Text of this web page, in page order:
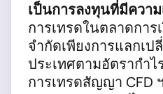
เป็นการลงทุนที่มีความ
การเทรดในตลาดการ
จำกัดเพียงการแลกเป
ประเทศตามอัตรากำไ
การเทรดสัญญา CFD